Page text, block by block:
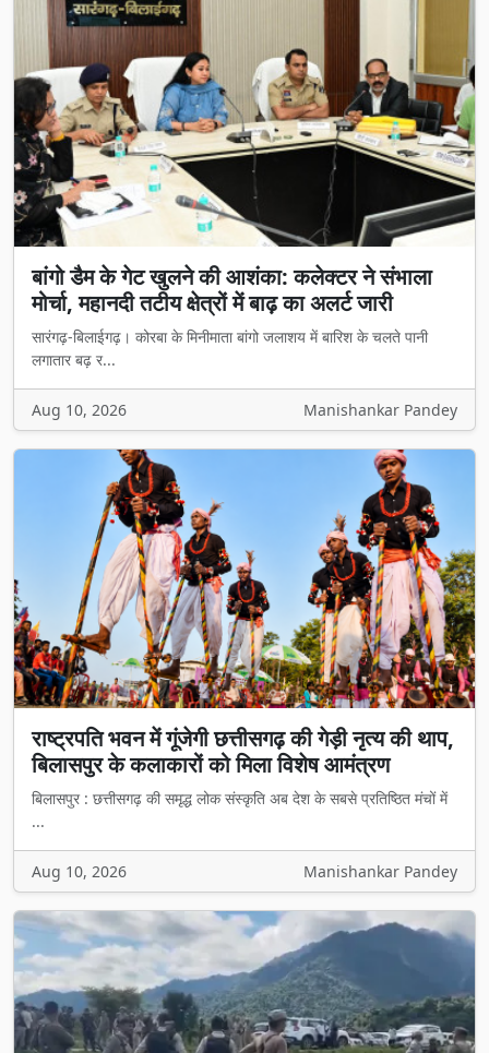
बांगो डैम के गेट खुलने की आशंका: कलेक्टर ने संभाला
मोर्चा, महानदी तटीय क्षेत्रों में बाढ़ का अलर्ट जारी
सारंगढ़-बिलाईगढ़। कोरबा के मिनीमाता बांगो जलाशय में बारिश के चलते पानी
लगातार बढ़ र...
Aug 10, 2026 Manishankar Pandey
राष्ट्रपति भवन में गूंजेगी छत्तीसगढ़ की गेड़ी नृत्य की थाप,
बिलासपुर के कलाकारों को मिला विशेष आमंत्रण
बिलासपुर : छत्तीसगढ़ की समृद्ध लोक संस्कृति अब देश के सबसे प्रतिष्ठित मंचों में
...
Aug 10, 2026 Manishankar Pandey